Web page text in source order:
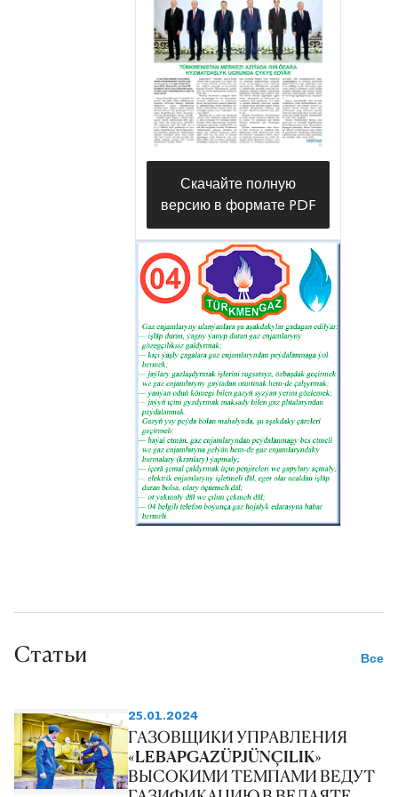
сооружений в селах и городах
этрапа. Их объединенными
усилиями в настоящее время
высокими темпами проводится
работа по капремонту и
подготовке к осенне-зимнему
периоду газопроводов
различного давления и
газорегуляторных установок на
улицах имени Сапармурата
Ниязова, Текебая Какабаева,
Бейик Туркменбаши и Героглы
административного центра
этрапа города Героглы. Это в
свою очередь, позволит
полностью удовлетворить
потребности городского
населения в «голубом топливе».
Скачайте полную
версию в формате PDF
Статьи Все
25.01.2024
ГАЗОВЩИКИ УПРАВЛЕНИЯ
«LEBAPGAZÜPJÜNÇILIK»
ВЫСОКИМИ ТЕМПАМИ ВЕДУТ